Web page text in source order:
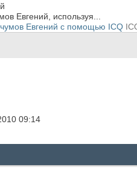
Евгений, используя...
09:14